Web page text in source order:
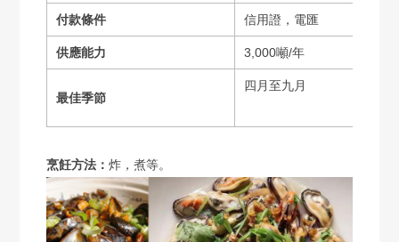
付款條件 信用證，電匯
供應能力 3,000噸/年
最佳季節
四月至九月
烹飪方法：炸，煮等。